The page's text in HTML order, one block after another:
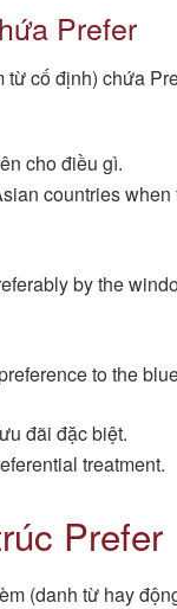
Prefer
cố định) chứa
cho điều gì.
countries when
by the
to the
đãi đặc biệt.
treatment.
Prefer
(danh từ hay